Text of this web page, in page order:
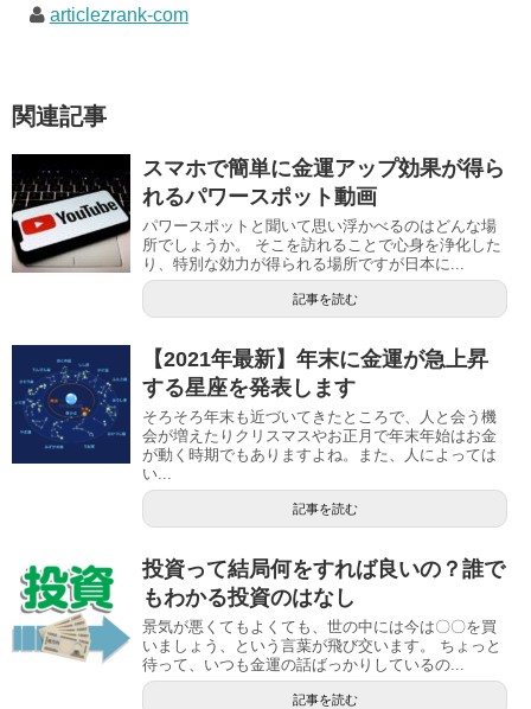
articlezrank-com
関連記事
スマホで簡単に金運アップ効果が得ら
れるパワースポット動画
パワースポットと聞いて思い浮かべるのはどんな場
所でしょうか。 そこを訪れることで心身を浄化した
り、特別な効力が得られる場所ですが日本に...
記事を読む
【2021年最新】年末に金運が急上昇
する星座を発表します
そろそろ年末も近づいてきたところで、人と会う機
会が増えたりクリスマスやお正月で年末年始はお金
が動く時期でもありますよね。また、人によっては
い...
記事を読む
投資って結局何をすれば良いの？誰で
もわかる投資のはなし
景気が悪くてもよくても、世の中には今は〇〇を買
いましょう、という言葉が飛び交います。 ちょっと
待って、いつも金運の話ばっかりしているの...
記事を読む